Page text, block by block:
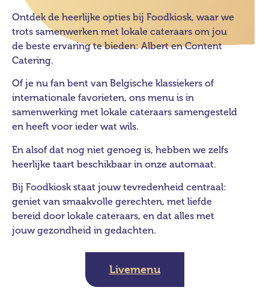
Ontdek de heerlijke opties bij Foodkiosk, waar we
trots samenwerken met lokale cateraars om jou
de beste ervaring te bieden:AlbertenContent
Catering.
Of je nu fan bent van Belgische klassiekers of
internationale favorieten, ons menu is in
samenwerking met lokale cateraars samengesteld
en heeft voor ieder wat wils.
En alsof dat nog niet genoeg is, hebben we zelfs
heerlijke taart beschikbaar in onze automaat.
Bij Foodkiosk staat jouw tevredenheid centraal:
geniet van smaakvolle gerechten, met liefde
bereid door lokale cateraars, en dat alles met
jouw gezondheid in gedachten.
Livemenu